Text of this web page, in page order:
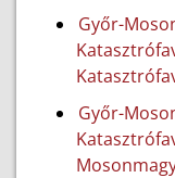
Győr-
Győr-